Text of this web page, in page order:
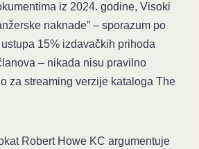
iz 2024. godine, Visoki
naknade” – sporazum po
15% izdavačkih prihoda
– nikada nisu pravilno
za streaming verzije kataloga The
Robert Howe KC argumentuje